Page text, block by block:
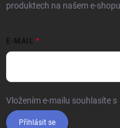
produktech na našem e-
E-MAIL
Vložením e-mailu souhlasíte s
Přihlásit se